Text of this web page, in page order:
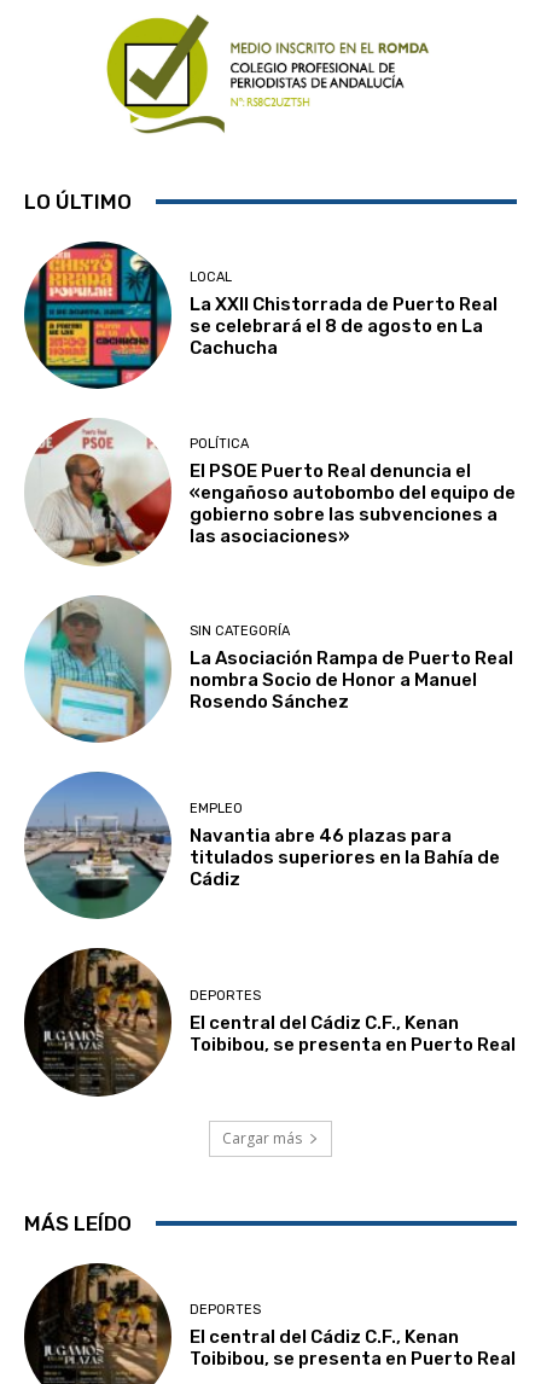
LO ÚLTIMO
LOCAL
La XXII Chistorrada de Puerto Real
se celebrará el 8 de agosto en La
Cachucha
POLÍTICA
El PSOE Puerto Real denuncia el
«engañoso autobombo del equipo de
gobierno sobre las subvenciones a
las asociaciones»
SIN CATEGORÍA
La Asociación Rampa de Puerto Real
nombra Socio de Honor a Manuel
Rosendo Sánchez
EMPLEO
Navantia abre 46 plazas para
titulados superiores en la Bahía de
Cádiz
DEPORTES
El central del Cádiz C.F., Kenan
Toibibou, se presenta en Puerto Real
Cargar más
MÁS LEÍDO
DEPORTES
El central del Cádiz C.F., Kenan
Toibibou, se presenta en Puerto Real